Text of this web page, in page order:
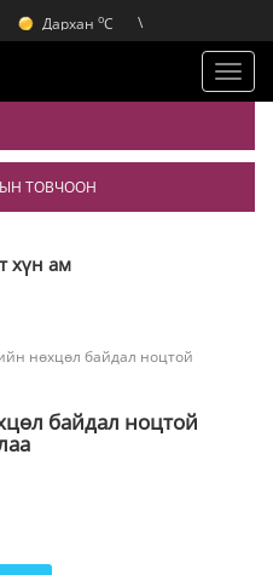
Дархан oC
Эрдэнэт C
\
ТОВЧООН
хүн ам
нөхцөл байдал ноцтой
байдал ноцтой